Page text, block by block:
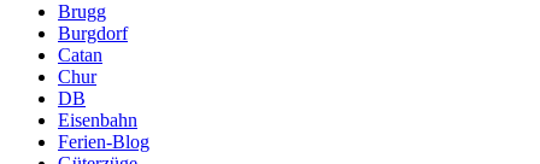
Brugg
Burgdorf
Catan
Chur
DB
Eisenbahn
Ferien-Blog